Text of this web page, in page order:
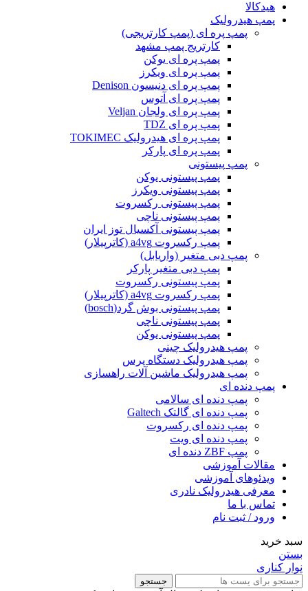
هیدکالا
پمپ هیدرولیک
پمپ پره ای (پمپ کارتریجی)
کارتریج پمپ مشهد
پمپ پره ای یوکن
پمپ پره ای ویکرز
پمپ پره ای دنیسون Denison
پمپ پره ای آتوس
پمپ پره ای ولجان Veljan
پمپ پره ای TDZ
پمپ پره ای هیدرولیک TOKIMEC
پمپ پره ای پارکر
پمپ پیستونی
پمپ پیستونی یوکن
پمپ پیستونی ویکرز
پمپ پیستونی رکسروت
پمپ پیستونی ناچی
پمپ پیستونی آکسیال توز ایران
پمپ رکسروت a4vg (کاترپیلار)
پمپ دبی متغیر (واریابل)
پمپ دبی متغیر پارکر
پمپ پیستونی رکسروت
پمپ رکسروت a4vg (کاترپیلار)
پمپ پیستونی بوش گرد(bosch)
پمپ پیستونی ناچی
پمپ پیستونی یوکن
پمپ هیدرولیک چینی
پمپ هیدرولیک دستگاه پرس
پمپ هیدرولیک ماشین آلات راهسازی
پمپ دنده ای
پمپ دنده ای سالامی
پمپ دنده ای گالتک Galtech
پمپ دنده ای رکسروت
پمپ دنده ای ویت
پمپ ZBF دنده ای
مقالات آموزشی
ویدئوهای آموزشی
معرفی هیدرولیک نادری
تماس با ما
ورود / ثبت نام
سبد خرید
بستن
نوار کناری
جستجو